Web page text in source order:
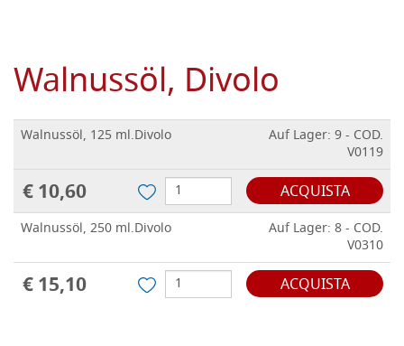
Walnussöl, Divolo
Walnussöl, 125 ml.Divolo
Auf Lager: 9 - COD.
V0119
€ 10,60 ACQUISTA
Walnussöl, 250 ml.Divolo
Auf Lager: 8 - COD.
V0310
€ 15,10 ACQUISTA